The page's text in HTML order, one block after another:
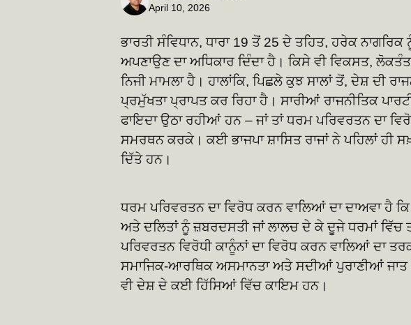
by
April 10, 2026
ਭਾਰਤੀ ਸੰਵਿਧਾਨ, ਧਾਰਾ 19 ਤੋਂ 25 ਦੇ ਤਹਿਤ, ਹਰੇਕ
ਅਪਣਾਉਣ ਦਾ ਅਧਿਕਾਰ ਦਿੰਦਾ ਹੈ। ਕਿਸੇ ਵੀ ਵਿਕਸਤ,
ਨਿਜੀ ਮਾਮਲਾ ਹੈ। ਹਾਲਾਂਕਿ, ਪਿਛਲੇ ਕੁਝ ਸਾਲਾਂ ਤੋਂ, ਦੇਸ਼ ਦੀ
ਪ੍ਰਮੁੱਖਤਾ ਪ੍ਰਾਪਤ ਕਰ ਰਿਹਾ ਹੈ। ਸਾਰੀਆਂ ਰਾਜਨੀਤਿਕ
ਫਾਇਦਾ ਉਠਾ ਰਹੀਆਂ ਹਨ – ਜਾਂ ਤਾਂ ਧਰਮ ਪਰਿਵਰਤਨ ਦਾ
ਸਮਰਥਨ ਕਰਕੇ। ਕਈ ਭਾਜਪਾ ਸ਼ਾਸਿਤ ਰਾਜਾਂ ਨੇ ਪਹਿਲਾਂ ਹੀ
ਦਿੱਤੇ ਹਨ।
ਧਰਮ ਪਰਿਵਰਤਨ ਦਾ ਵਿਰੋਧ ਕਰਨ ਵਾਲਿਆਂ ਦਾ ਦਾਅਵਾ ਹੈ
ਅਤੇ ਦਲਿਤਾਂ ਨੂੰ ਜ਼ਬਰਦਸਤੀ ਜਾਂ ਲਾਲਚ ਦੇ ਕੇ ਦੂਜੇ ਧਰਮਾਂ ਵਿੱਚ
ਪਰਿਵਰਤਨ ਵਿਰੋਧੀ ਕਾਨੂੰਨਾਂ ਦਾ ਵਿਰੋਧ ਕਰਨ ਵਾਲਿਆਂ ਦਾ
ਸਮਾਜਿਕ-ਆਰਥਿਕ ਅਸਮਾਨਤਾ ਅਤੇ ਸਦੀਆਂ ਪੁਰਾਣੀਆਂ
ਵੀ ਦੇਸ਼ ਦੇ ਕਈ ਹਿੱਸਿਆਂ ਵਿੱਚ ਕਾਇਮ ਹਨ।